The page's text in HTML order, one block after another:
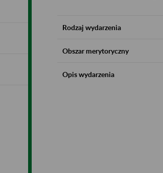
Rodzaj wydarzenia
Obszar merytoryczny
Opis wydarzenia